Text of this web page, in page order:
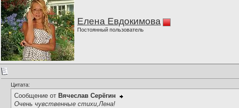
Елена Евдокимова
Постоянный пользователь
Цитата:
Сообщение от Вячеслав Серёгин
Очень чувственные стихи,Лена!